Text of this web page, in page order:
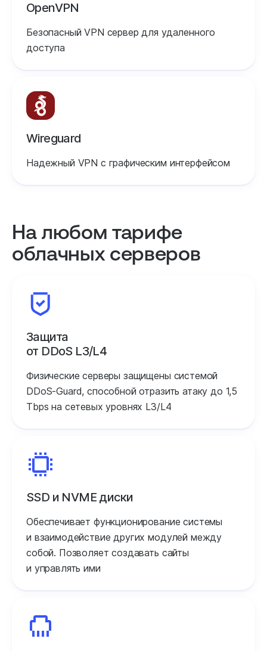
OpenVPN
Безопасный VPN сервер для удаленного
доступа
Wireguard
Надежный VPN с графическим интерфейсом
На любом тарифе
облачных серверов
Защита
от DDoS L3/L4
Физические серверы защищены системой
DDoS‑Guard, способной отразить атаку до 1,5
Tbps на сетевых уровнях L3/L4
SSD и NVME диски
Обеспечивает функционирование системы
и взаимодействие других модулей между
собой. Позволяет создавать сайты
и управлять ими